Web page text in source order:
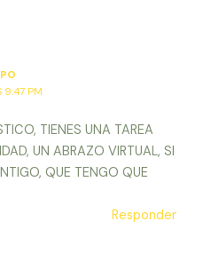
9:47 PM
TIENES UNA TAREA
UN ABRAZO VIRTUAL, SI
QUE TENGO QUE
Responder